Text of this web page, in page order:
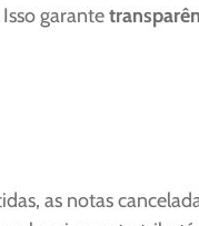
garante
as notas